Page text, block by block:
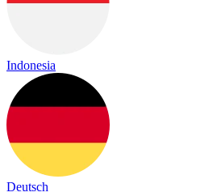
Indonesia
Deutsch